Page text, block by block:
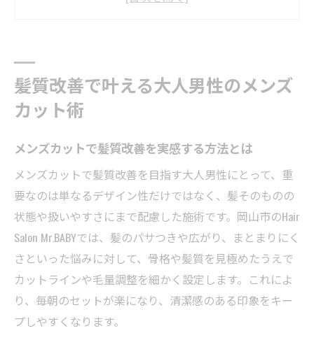
薄毛対策に効果的なメンズカットの提案法
岡山の人気メンズカットで得られる満足感
清潔感重視の大人メンズカットの選び方
ビジネスにも合うメンズカットの特徴とは
岡山メンズカット専門店で叶う清潔感アッ
プ
メンズカットで印象を変えるスタイル提案
髪型と清潔感の関係を深掘りするポイント
悩みに寄り添うメンズカットが自信を育む理由
薄毛やボリューム不足に強いメンズカット
髪質改善で叶える大人男性のメンズ
カット術
メンズカットで髪質改善を実感する方法とは
メンズカットで髪質改善を目指す大人男性にとって、重
要なのは単なるデザイン性だけではなく、髪そのものの
状態や扱いやすさにまで配慮した施術です。岡山市のHair
Salon Mr.BABYでは、髪のパサつきや広がり、まとまりにく
さといった悩みに対して、骨格や髪質を見極めたうえで
カットラインや毛量調整を細かく設定します。これによ
り、毎朝のセットが楽になり、清潔感のある印象をキー
プしやすくなります。